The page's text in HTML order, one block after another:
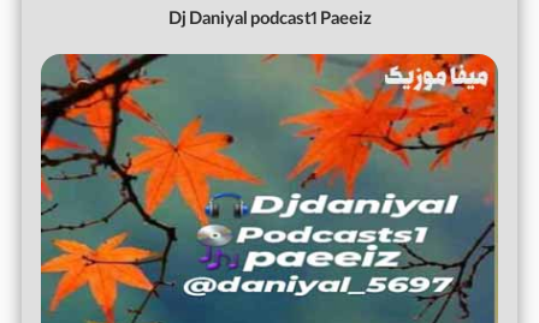
Dj Daniyal podcast1 Paeeiz